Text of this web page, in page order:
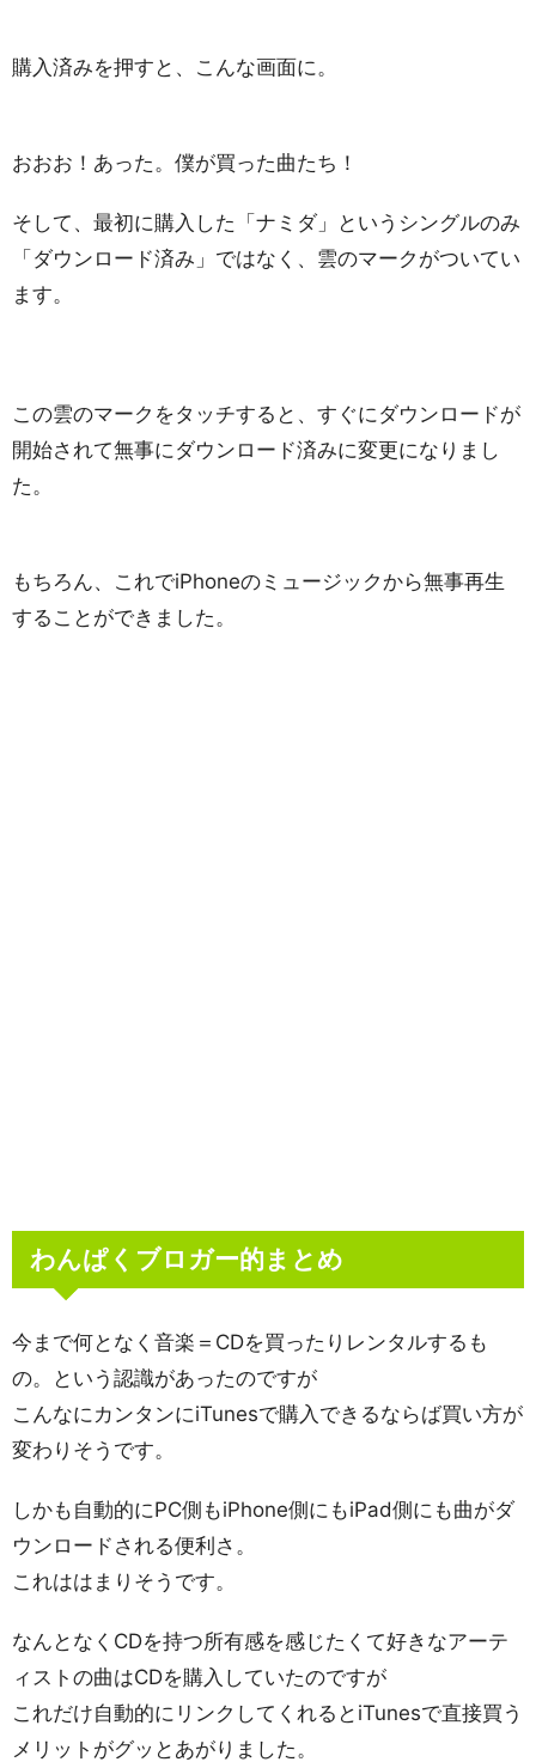
購入済みを押すと、こんな画面に。
おおお！あった。僕が買った曲たち！
そして、最初に購入した「ナミダ」というシングルのみ
「ダウンロード済み」ではなく、雲のマークがついてい
ます。
この雲のマークをタッチすると、すぐにダウンロードが
開始されて無事にダウンロード済みに変更になりまし
た。
もちろん、これでiPhoneのミュージックから無事再生
することができました。
わんぱくブロガー的まとめ
今まで何となく音楽＝CDを買ったりレンタルするも
の。という認識があったのですが
こんなにカンタンにiTunesで購入できるならば買い方が
変わりそうです。
しかも自動的にPC側もiPhone側にもiPad側にも曲がダ
ウンロードされる便利さ。
これははまりそうです。
なんとなくCDを持つ所有感を感じたくて好きなアーテ
ィストの曲はCDを購入していたのですが
これだけ自動的にリンクしてくれるとiTunesで直接買う
メリットがグッとあがりました。